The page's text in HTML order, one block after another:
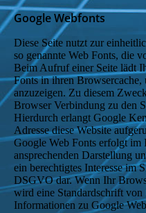
Google Webfonts
Diese Seite nutzt zur
so genannte Web Fonts, die
Beim Aufruf einer Seite lädt
Fonts in ihren
anzuzeigen. Zu diesem
Browser Verbindung zu den
Hierdurch erlangt Google
Adresse diese Website
Google Web Fonts erfolgt im
ansprechenden Darstellung
ein berechtigtes Interesse im
DSGVO dar. Wenn Ihr
wird eine Standardschrift
Informationen zu Google